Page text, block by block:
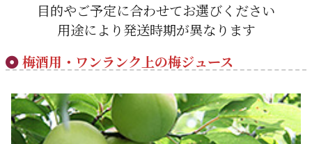
目的やご予定に合わせてお選びください
用途により発送時期が異なります
梅酒用・ワンランク上の梅ジュース